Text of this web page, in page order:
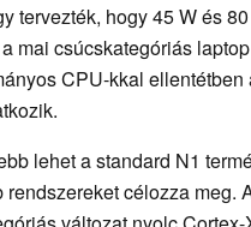
tervezték, hogy 45 W és
mai csúcskategóriás
CPU-kkal
lehet a standard N1
rendszereket célozza meg.